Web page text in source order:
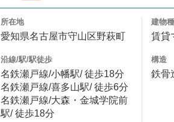
所在地
愛知県名古屋市守山区野萩町
沿線/駅/駅徒歩
名鉄瀬戸線/小幡駅/ 徒歩18分
名鉄瀬戸線/喜多山駅/ 徒歩6分
名鉄瀬戸線/大森・金城学院前
駅/ 徒歩18分
建物
賃貸
構造
鉄骨